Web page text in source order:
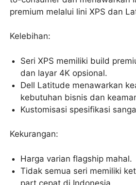
premium melalui lini XPS dan
Kelebihan:
Seri XPS memiliki build
dan layar 4K opsional.
Dell Latitude menawarkan
kebutuhan bisnis dan
Kustomisasi spesifikasi
Kekurangan:
Harga varian flagship mahal.
Tidak semua seri memiliki
part cepat di Indonesia.